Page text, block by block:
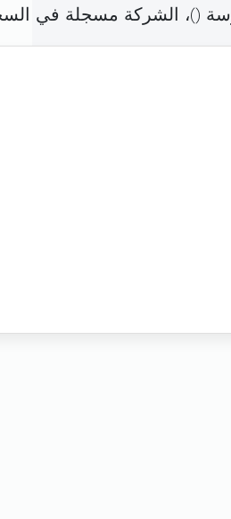
()، الشركة مسجلة في